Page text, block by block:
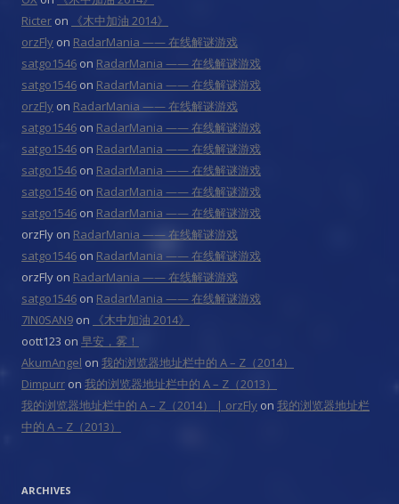
Ricter on
《木中加油 2014》
orzFly on RadarMania —— 在线解谜游戏
satgo1546 on RadarMania —— 在线解谜游戏
satgo1546 on RadarMania —— 在线解谜游戏
orzFly on RadarMania —— 在线解谜游戏
satgo1546 on RadarMania —— 在线解谜游戏
satgo1546 on RadarMania —— 在线解谜游戏
satgo1546 on RadarMania —— 在线解谜游戏
satgo1546 on RadarMania —— 在线解谜游戏
satgo1546 on RadarMania —— 在线解谜游戏
orzFly on RadarMania —— 在线解谜游戏
satgo1546 on RadarMania —— 在线解谜游戏
orzFly on RadarMania —— 在线解谜游戏
satgo1546 on RadarMania —— 在线解谜游戏
7IN0SAN9 on
《木中加油 2014》
oott123 on 早安，雾！
AkumAngel on 我的浏览器地址栏中的 A – Z（2014）
Dimpurr on 我的浏览器地址栏中的 A – Z（2013）
我的浏览器地址栏中的 A – Z（2014） | orzFly on 我的浏览器地址栏
中的 A – Z（2013）
ARCHIVES